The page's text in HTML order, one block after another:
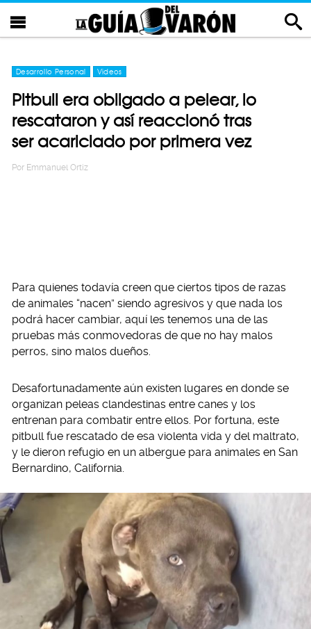
Desarrollo Personal Videos
Pitbull era obligado a pelear, lo
rescataron y así reaccionó tras
ser acariciado por primera vez
Por Emmanuel Ortiz
Para quienes todavía creen que ciertos tipos de razas
de animales “nacen” siendo agresivos y que nada los
podrá hacer cambiar, aquí les tenemos una de las
pruebas más conmovedoras de que no hay malos
perros, sino malos dueños.
Desafortunadamente aún existen lugares en donde se
organizan peleas clandestinas entre canes y los
entrenan para combatir entre ellos. Por fortuna, este
pitbull fue rescatado de esa violenta vida y del maltrato,
y le dieron refugio en un albergue para animales en San
Bernardino, California.